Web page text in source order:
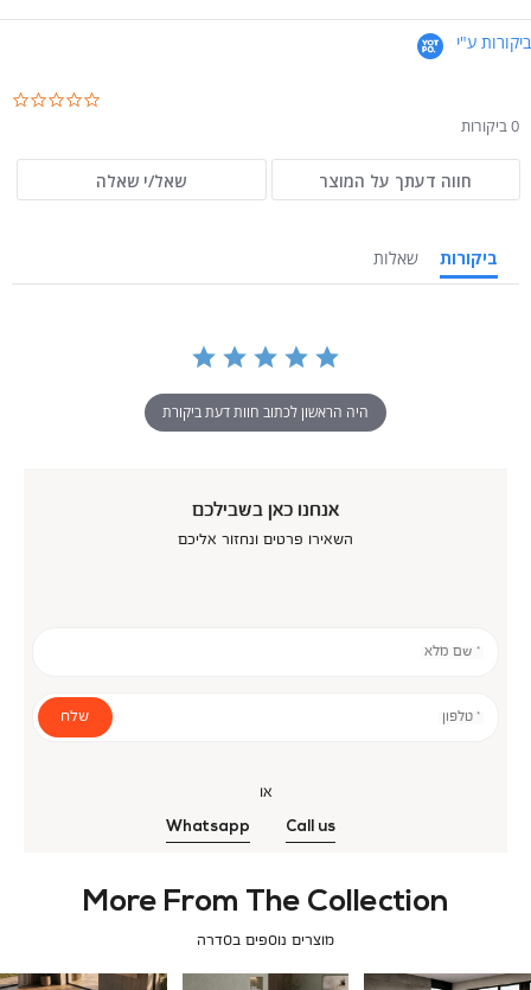
ביקורות ע"י
0 ביקורות
חווה דעתך על המוצר שאל/י שאלה
ביקורות שאלות
היה הראשון לכתוב חוות דעת ביקורת
אנחנו כאן בשבילכם
השאירו פרטים ונחזור אליכם
* שם מלא
* טלפון שלח
או
Call us
Whatsapp
More From The Collection
מוצרים נוספים בסדרה